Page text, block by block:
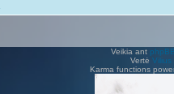
Veikia ant
Vertė Vilius
Karma functions